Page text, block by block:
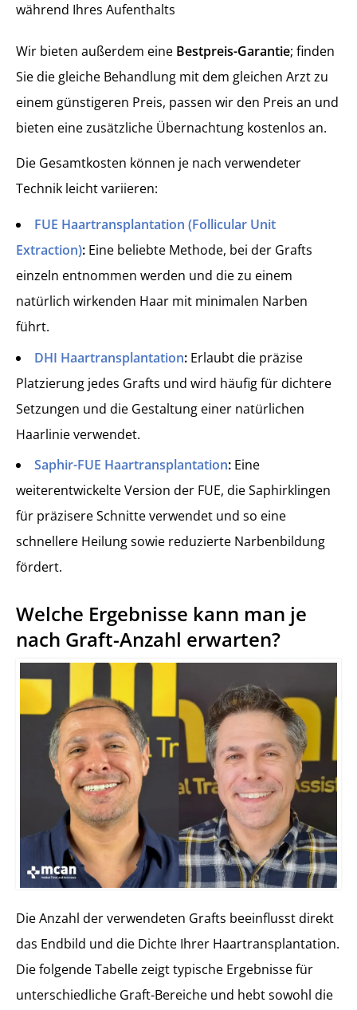
während Ihres Aufenthalts
Wir bieten außerdem eine Bestpreis-Garantie; finden
Sie die gleiche Behandlung mit dem gleichen Arzt zu
einem günstigeren Preis, passen wir den Preis an und
bieten eine zusätzliche Übernachtung kostenlos an.
Die Gesamtkosten können je nach verwendeter
Technik leicht variieren:
FUE Haartransplantation (Follicular Unit
Extraction): Eine beliebte Methode, bei der Grafts
einzeln entnommen werden und die zu einem
natürlich wirkenden Haar mit minimalen Narben
führt.
DHI Haartransplantation: Erlaubt die präzise
Platzierung jedes Grafts und wird häufig für dichtere
Setzungen und die Gestaltung einer natürlichen
Haarlinie verwendet.
Saphir-FUE Haartransplantation: Eine
weiterentwickelte Version der FUE, die Saphirklingen
für präzisere Schnitte verwendet und so eine
schnellere Heilung sowie reduzierte Narbenbildung
fördert.
Welche Ergebnisse kann man je
nach Graft-Anzahl erwarten?
Die Anzahl der verwendeten Grafts beeinflusst direkt
das Endbild und die Dichte Ihrer Haartransplantation.
Die folgende Tabelle zeigt typische Ergebnisse für
unterschiedliche Graft-Bereiche und hebt sowohl die